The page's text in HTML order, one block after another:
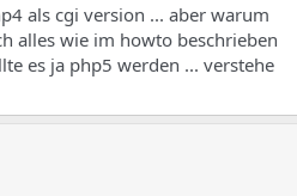
als cgi version ... aber warum
alles wie im howto beschrieben
es ja php5 werden ... verstehe